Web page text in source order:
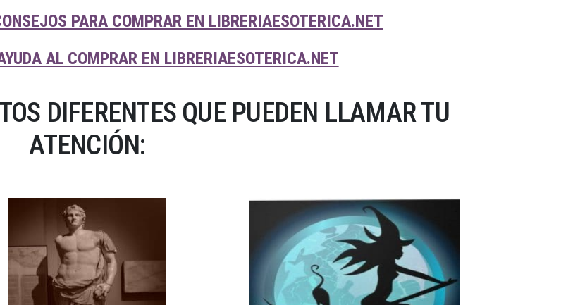
PARA COMPRAR EN LIBRERIAESOTERICA.NET
AL COMPRAR EN LIBRERIAESOTERICA.NET
DIFERENTES QUE PUEDEN LLAMAR TU
ATENCIÓN: